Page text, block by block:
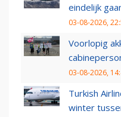
eindelijk
03-08-2026,
Voorlopig
03-08-2026,
Turkish
winter